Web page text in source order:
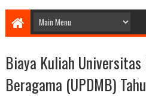
Biaya Kuliah
Beragama (UPDMB)